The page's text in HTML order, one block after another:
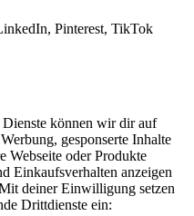
Pinterest, TikTok
können wir dir auf
gesponserte Inhalte
Webseite oder Produkte
Einkaufsverhalten anzeigen
deiner Einwilligung setzen
Drittdienste ein: